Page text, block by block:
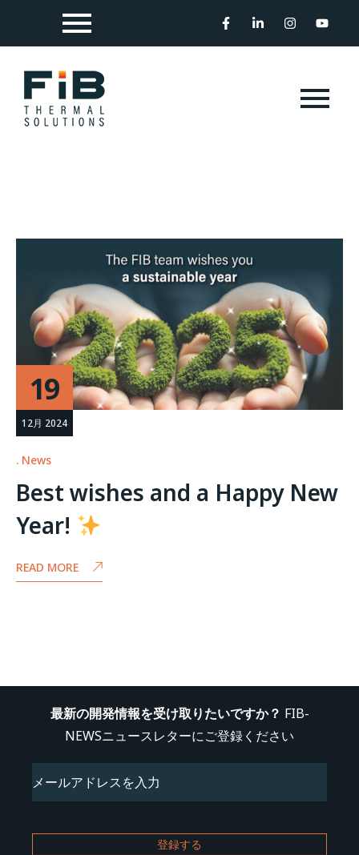
19
12月 2024
News
Best wishes and a Happy New
Year!
READ MORE
最新の開発情報を受け取りたいですか？ FIB-
NEWSニュースレターにご登録ください